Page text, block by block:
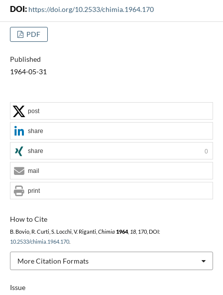
DOI: https://doi.org/10.2533/chimia.1964.170
PDF
Published
1964-05-31
Issue
How to Cite
B. Bovio, R. Curti, S. Locchi, V. Riganti, Chimia 1964, 18, 170, DOI:
10.2533/chimia.1964.170.
More Citation Formats
post
share
share 0
mail
print